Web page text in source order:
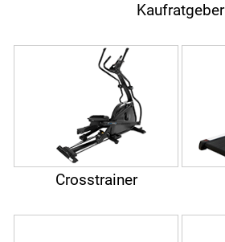
Kaufratgeber
Crosstrainer